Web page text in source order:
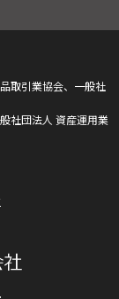
取引業協会、一般社
社団法人 資産運用業